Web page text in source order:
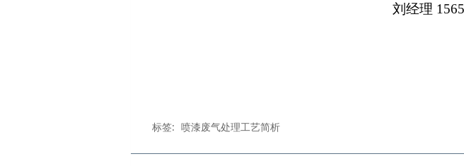
刘经理
标签: 喷漆废气处理工艺简析